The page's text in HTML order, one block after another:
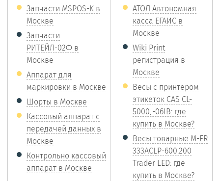
Запчасти MSPOS-K в
Москве
Запчасти
РИТЕЙЛ-02Ф в
Москве
Аппарат для
маркировки в Москве
Шорты в Москве
Кассовый аппарат с
передачей данных в
Москве
Контрольно кассовый
аппарат в Москве
АТОЛ Автономная
касса ЕГАИС в
Москве
Wiki Print
регистрация в
Москве
Весы с принтером
этикеток CAS CL-
5000J-06IB: где
купить в Москве?
Весы товарные M-ER
333ACLP-600.200
Trader LED: где
купить в Москве?